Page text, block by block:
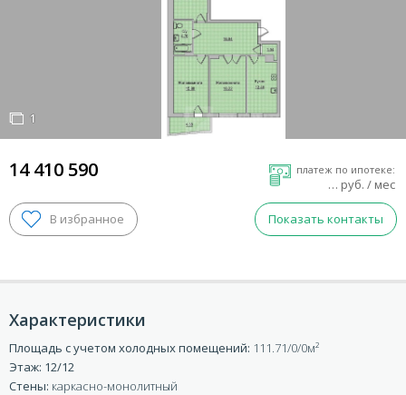
1
1
14 410 590 платеж по ипотеке:
… руб. / мес
Показать контакты
Характеристики
Площадь с учетом холодных помещений: 111.71/0/0
Этаж: 12/12
Стены: каркасно-монолитный